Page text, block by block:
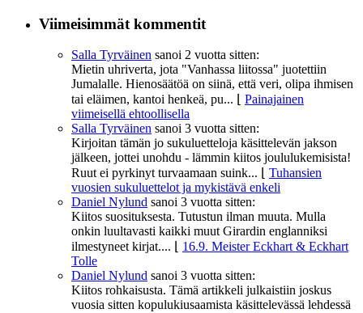
Viimeisimmät kommentit
Salla Tyrväinen sanoi 2 vuotta sitten:
Mietin uhriverta, jota "Vanhassa liitossa" juotettiin
Jumalalle. Hienosäätöä on siinä, että veri, olipa ihmisen
tai eläimen, kantoi henkeä, pu...
Painajainen
viimeisellä ehtoollisella
Salla Tyrväinen sanoi 3 vuotta sitten:
Kirjoitan tämän jo sukuluetteloja käsittelevän jakson
jälkeen, jottei unohdu - lämmin kiitos joululukemisista!
Ruut ei pyrkinyt turvaamaan suink...
Tuhansien
vuosien sukuluettelot ja mykistävä enkeli
Daniel Nylund sanoi 3 vuotta sitten:
Kiitos suosituksesta. Tutustun ilman muuta. Mulla
onkin luultavasti kaikki muut Girardin englanniksi
ilmestyneet kirjat....
16.9. Meister Eckhart & Eckhart
Tolle
Daniel Nylund sanoi 3 vuotta sitten:
Kiitos rohkaisusta. Tämä artikkeli julkaistiin joskus
vuosia sitten kopulukiusaamista käsittelevässä lehdessä